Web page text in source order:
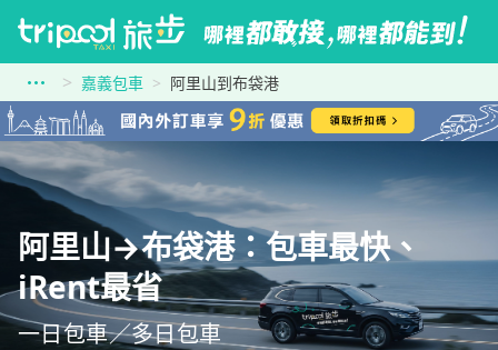
嘉義包車 阿里山到布袋港
阿里山→布袋港：包車最快、
iRent最省
一日包車／多日包車